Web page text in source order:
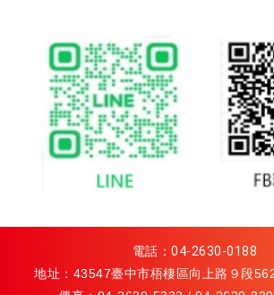
電話： 04-2630-0188
地址：43547臺中市梧棲區向上路９段